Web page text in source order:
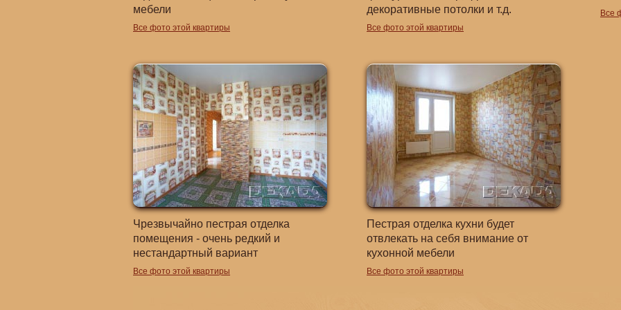
мебели
Все фото этой квартиры
декоративные потолки и т.д.
Все фото этой квартиры
Все
Чрезвычайно пестрая отделка
помещения - очень редкий и
нестандартный вариант
Все фото этой квартиры
Пестрая отделка кухни будет
отвлекать на себя внимание от
кухонной мебели
Все фото этой квартиры